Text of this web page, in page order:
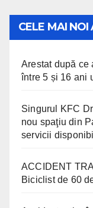
CELE MAI NOI
Arestat după ce
între 5 și 16 ani
Singurul KFC
nou spaţiu din
servicii
ACCIDENT
Biciclist de 60